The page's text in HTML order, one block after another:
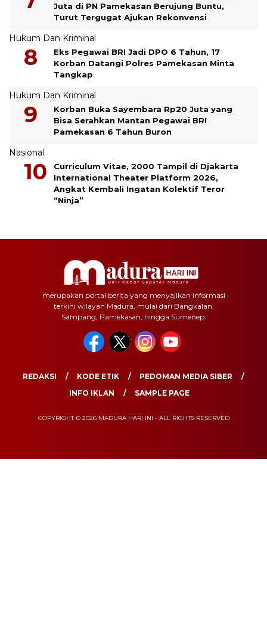
Juta di PN Pamekasan Berujung Buntu,
Turut Tergugat Ajukan Rekonvensi
Hukum Dan Kriminal
Eks Pegawai BRI Jadi DPO 6 Tahun, 17
Korban Datangi Polres Pamekasan Minta
Tangkap
Hukum Dan Kriminal
Korban Buka Sayembara Rp20 Juta yang
Bisa Serahkan Mantan Pegawai BRI
Pamekasan 6 Tahun Buron
Nasional
Curriculum Vitae, 2000 Tampil di Djakarta
International Theater Platform 2026,
Angkat Kembali Ingatan Kolektif Teror
“Ninja”
merupakan portal berita yang menyajikan informasi
terkini wilayah Madura, mulai dari Bangkalan,
Sampang, Pamekasan, hingga Sumenep.
REDAKSI KODE ETIK
PEDOMAN MEDIA SIBER
INFO IKLAN
SAMPLE PAGE
COPYRIGHT © 2026 MADURA HARI INI - ALL RIGHTS RESERVED